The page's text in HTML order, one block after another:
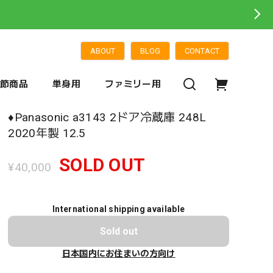
ABOUT BLOG CONTACT
商品 単身用 ファミリー用
♦️Panasonic a3143 2ドア冷蔵庫 248L
2020年製 12.5
¥40,000 SOLD OUT
International shipping available
Sold out
日本国内にお住まいの方向け